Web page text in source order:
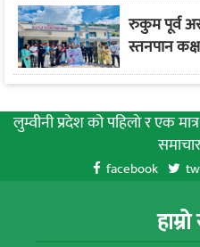
रुकुम पूर्व
स्तनपान
लुम्वीनी प्रदेश को पहिलाे र एक
facebook